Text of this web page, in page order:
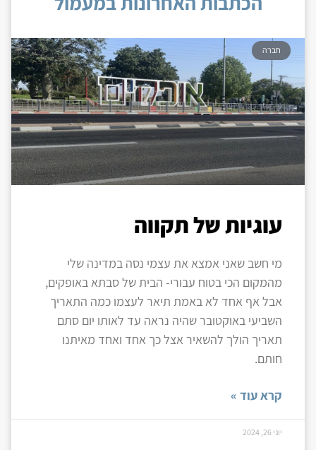
חברה
עוגיות של תקווה
מי חשב שאני אמצא את עצמי נסה במדינה שלי
מהמקום הכי בטוח עבורי- הבית של סבתא באופקים,
אבל אף אחד לא באמת תיאר לעצמו כמה התאריך
השביעי באוקטובר שהיה נראה עד לאותו יום סתם
תאריך הולך להשאיר אצל כך אחד ואחד מאיתנו
חותם.
קרא עוד »
יוני 26, 2024